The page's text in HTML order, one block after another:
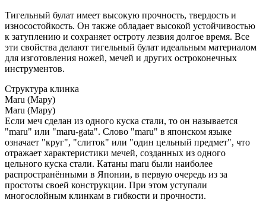
Тигельный булат имеет высокую прочность, твердость и
износостойкость. Он также обладает высокой устойчивостью
к затуплению и сохраняет остроту лезвия долгое время. Все
эти свойства делают тигельный булат идеальным материалом
для изготовления ножей, мечей и других остроконечных
инструментов.
Структура клинка
Maru (Мару)
Maru (Мару)
Если меч сделан из одного куска стали, то он называется
"maru" или "maru-gata". Слово "maru" в японском языке
означает "круг", "слиток" или "один цельный предмет", что
отражает характеристики мечей, созданных из одного
цельного куска стали. Катаны maru были наиболее
распространёнными в Японии, в первую очередь из за
простоты своей конструкции. При этом уступали
многослойным клинкам в гибкости и прочности.